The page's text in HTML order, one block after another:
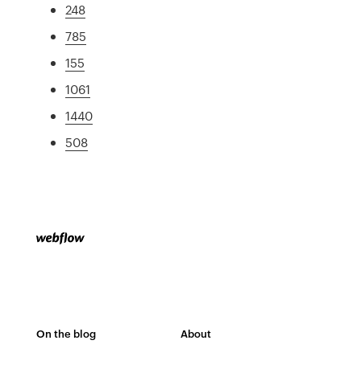
248
785
155
1061
1440
508
On the blog About